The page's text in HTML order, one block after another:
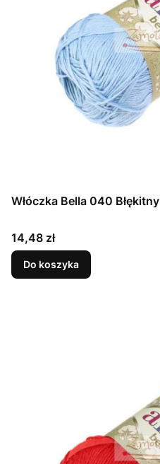
Włóczka Bella 040 Błękitny
Cena
14,48 zł
Do koszyka